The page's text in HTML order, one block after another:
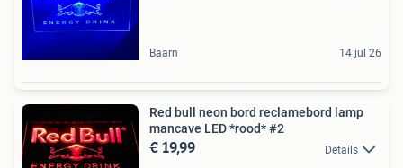
Baarn 14 jul 26
Red bull neon bord reclamebord lamp
mancave LED *rood* #2
€ 19,99 Details